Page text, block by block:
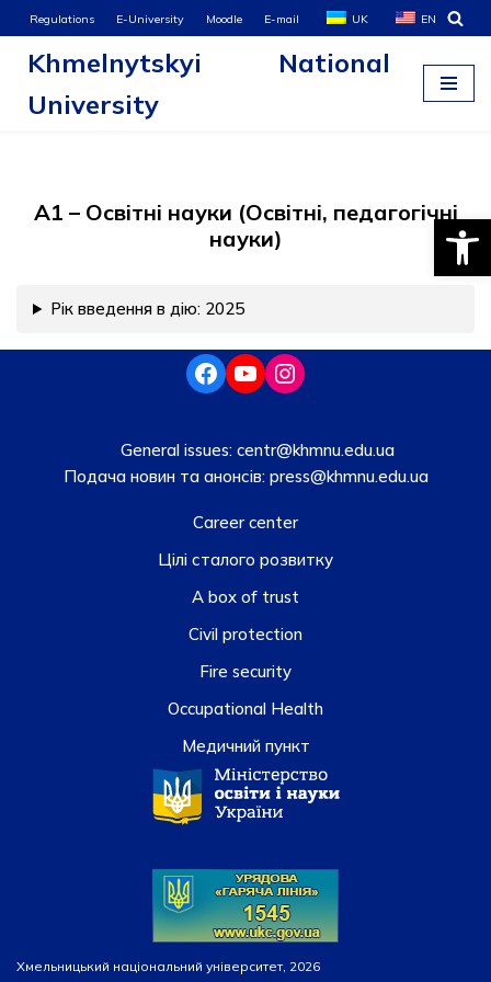
Skip
content
Regulations E-University Moodle E-mail UK EN
Khmelnytskyi National
University
A1 – Освітні науки (Освітні, педагогічні
науки)
Рік введення в дію: 2025
General issues: centr@khmnu.edu.ua
Подача новин та анонсів:press@khmnu.edu.ua
Career center
Цілі сталого розвитку
A box of trust
Civil protection
Fire security
Occupational Health
Медичний пункт
Хмельницький національний університет, 2026